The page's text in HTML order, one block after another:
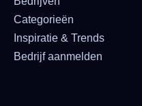
Categorieën
Inspiratie & Trends
Bedrijf aanmelden